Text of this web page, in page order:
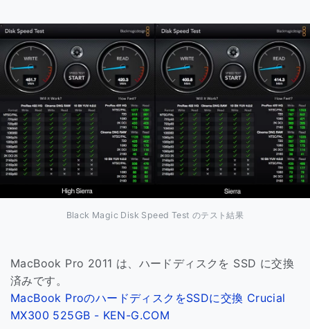
Black Magic Disk Speed Test のテスト結果
MacBook Pro 2011 は、ハードディスクを SSD に交換
済みです。
MacBook ProのハードディスクをSSDに交換 Crucial
MX300 525GB - KEN-G.COM